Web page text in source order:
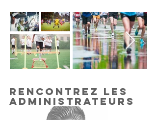
RENCONTREZ LES
ADMINISTRATEURS